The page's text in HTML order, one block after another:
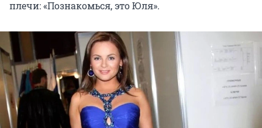
плечи: «Познакомься, это Юля».